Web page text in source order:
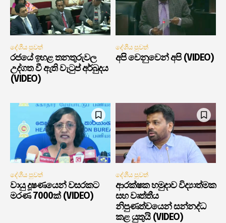
දේශීය පුවත්
රජයේ ඉහළ තනතුරුවල
උද්ගත වී ඇති වැටුප් අර්බුදය
(VIDEO)
දේශීය පුවත්
අපි වෙනුවෙන් අපි (VIDEO)
දේශීය පුවත්
වායු දූෂණයෙන් වසරකට
මරණ 7000ක් (VIDEO)
දේශීය පුවත්
ආරක්ෂක හමුදාව විද්‍යාත්මක
සහ වෘත්තීය
නිපුණත්වයෙන් සන්නද්ධ
කළ යුතුයි (VIDEO)